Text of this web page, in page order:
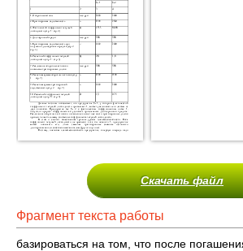
Скачать файл
Фрагмент текста работы
базироваться на том, что после